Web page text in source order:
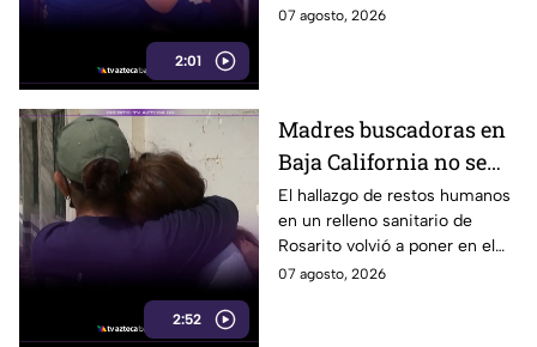
2:01
armado
en el que murió su esposo y
07 agosto, 2026
2:52
Madres buscadoras en
Baja California no se
detienen: hallazgo de
restos humanos
reaviva la
preocupación
El hallazgo de restos humanos
en un relleno sanitario de
Rosarito volvió a poner en el
centro la labor de las madres
07 agosto, 2026